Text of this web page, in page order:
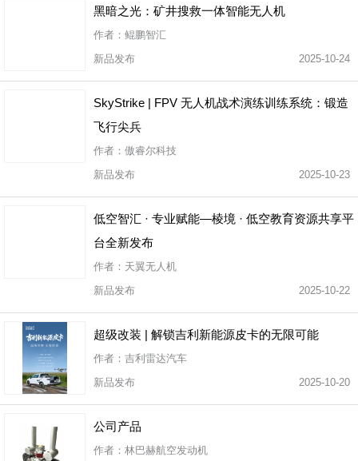
黑暗之光：矿井搜救一体智能无人机
作者：鲲鹏智汇
新品发布
2025-10-24
SkyStrike | FPV 无人机战术演练训练系统：锻造
飞行尖兵
作者：傲睿尔科技
新品发布
2025-10-23
低空智汇 · 专业赋能—棱境 · 低空教育资源共享平
台全新发布
作者：天翼无人机
新品发布
2025-10-22
超级改装 | 解锁吉利新能源皮卡的无限可能
作者：吉利雷达汽车
新品发布
2025-10-20
公司产品
作者：林巴赫航空发动机